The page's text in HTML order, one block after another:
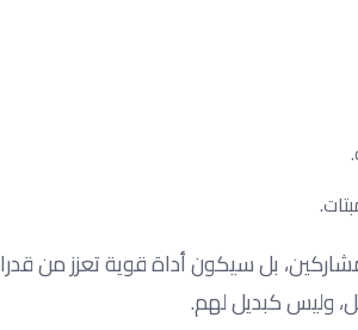
بل سيكون أداة قوية تعزز من
وليس كبديل لهم.